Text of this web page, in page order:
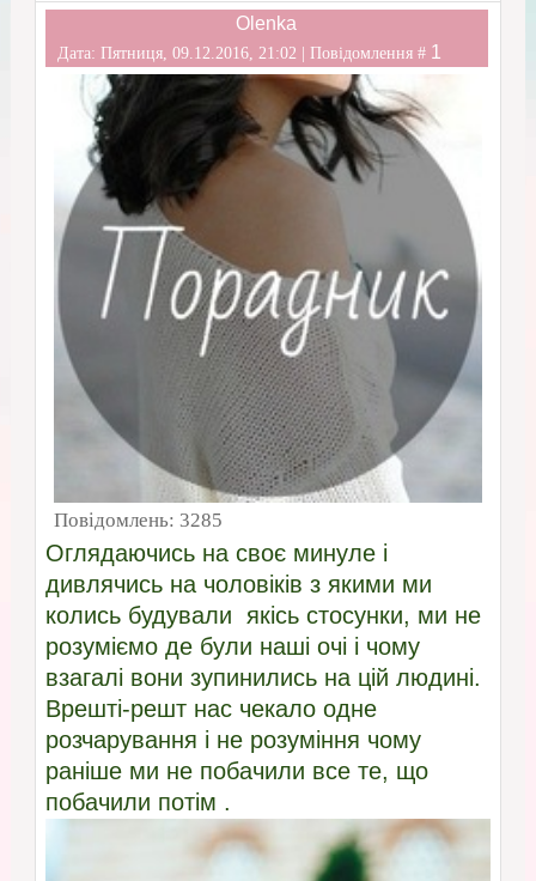
Olenka
Дата: Пятниця, 09.12.2016, 21:02 | Повідомлення # 1
Повідомлень: 3285
Оглядаючись на своє минуле і
дивлячись на чоловіків з якими ми
колись будували якісь стосунки, ми не
розуміємо де були наші очі і чому
взагалі вони зупинились на цій людині.
Врешті-решт нас чекало одне
розчарування і не розуміння чому
раніше ми не побачили все те, що
побачили потім .